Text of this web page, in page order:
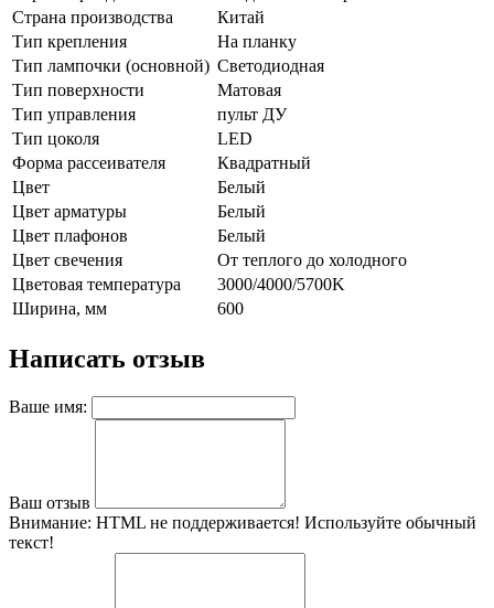
Страна производства
Китай
Тип крепления
На планку
Тип лампочки (основной) Светодиодная
Тип поверхности
Матовая
Тип управления
пульт ДУ
Тип цоколя
LED
Форма рассеивателя
Квадратный
Цвет
Белый
Цвет арматуры
Белый
Цвет плафонов
Белый
Цвет свечения
От теплого до холодного
Цветовая температура
3000/4000/5700K
Ширина, мм
600
Написать отзыв
Ваше имя:
Ваш отзыв
Внимание: HTML не поддерживается! Используйте обычный
текст!